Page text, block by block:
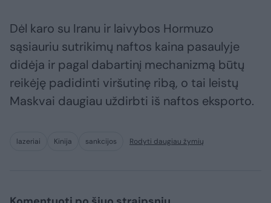
Dėl karo su Iranu ir laivybos Hormuzo
sąsiauriu sutrikimų naftos kaina pasaulyje
didėja ir pagal dabartinį mechanizmą būtų
reikėję padidinti viršutinę ribą, o tai leistų
Maskvai daugiau uždirbti iš naftos eksporto.
lazeriai Kinija sankcijos Rodyti daugiau žymių